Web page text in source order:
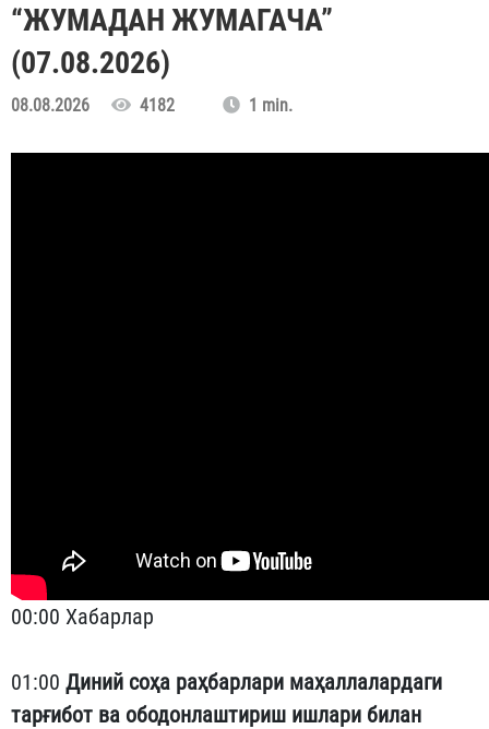
“ЖУМАДАН ЖУМАГАЧА”
(07.08.2026)
08.08.2026 4182 1 min.
00:00 Хабарлар
01:00 Диний соҳа раҳбарлари маҳаллалардаги
тарғибот ва ободонлаштириш ишлари билан